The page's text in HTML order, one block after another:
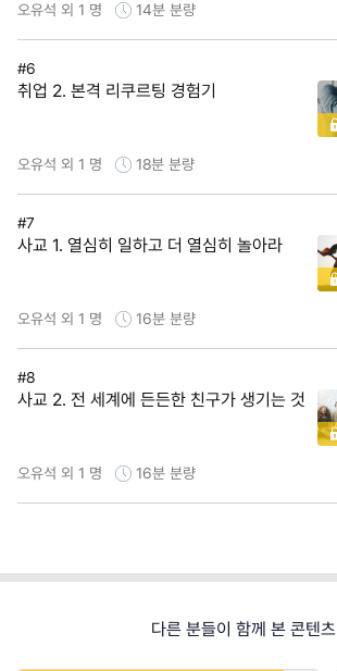
오유석 외 1 명 14분 분량
#6
취업 2. 본격 리쿠르팅 경험기
오유석 외 1 명 18분 분량
#7
사교 1. 열심히 일하고 더 열심히 놀아라
오유석 외 1 명 16분 분량
#8
사교 2. 전 세계에 든든한 친구가 생기는 것
오유석 외 1 명 16분 분량
다른 분들이 함께 본 콘텐츠